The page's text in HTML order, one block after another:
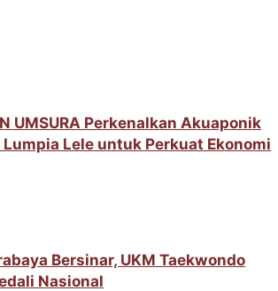
UMSURA Perkenalkan Akuaponik
Lumpia Lele untuk Perkuat Ekonomi
Bersinar, UKM Taekwondo
Nasional